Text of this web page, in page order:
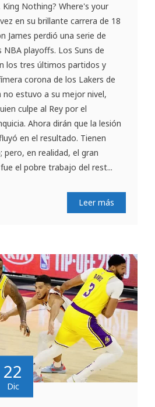
Nothing? Where's your
en su brillante carrera de 18
James perdió una serie de
playoffs. Los Suns de
los tres últimos partidos y
corona de los Lakers de
no estuvo a su mejor nivel,
culpe al Rey por el
Ahora dirán que la lesión
en el resultado. Tienen
en realidad, el gran
el pobre trabajo del rest...
Leer más
22
Dic